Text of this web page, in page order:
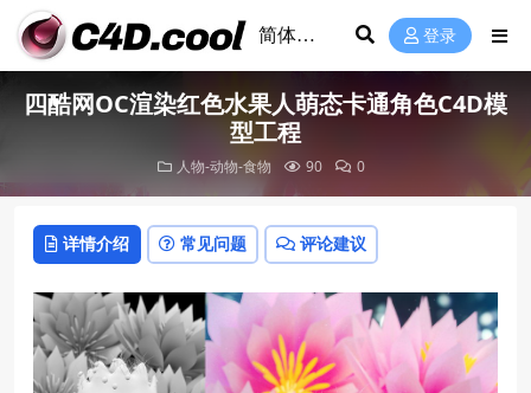
登录
四酷网OC渲染红色水果人萌态卡通角色C4D模
型工程
人物-动物-食物 90 0
详情介绍 常见问题 评论建议